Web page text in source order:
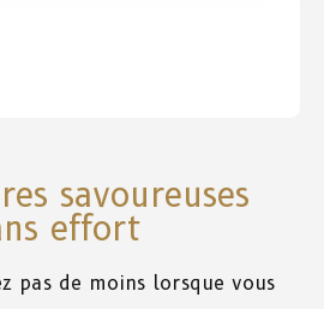
savoureuses
effort
pas de moins lorsque vous